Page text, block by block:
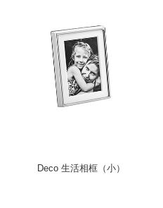
Deco 生活相框（小）